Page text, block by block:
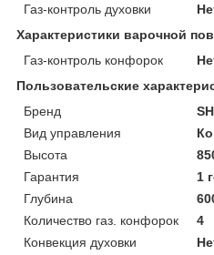
Газ-контроль духовки
Характеристики варочной
Газ-контроль конфорок
Пользовательские
Бренд
Вид управления
Высота
Гарантия
1
Глубина
Количество газ. конфорок
4
Конвекция духовки